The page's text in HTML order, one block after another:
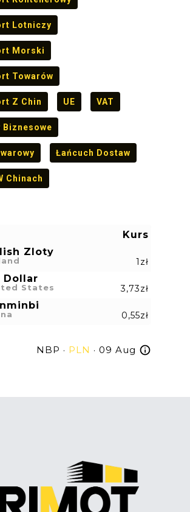
Lotniczy
Morski
Towarów
Z Chin UE VAT
Biznesowe
Łańcuch Dostaw
Chinach
Kurs
Zloty
1zł
Dollar
States 3,73zł
0,55zł
NBP · PLN · 09 Aug